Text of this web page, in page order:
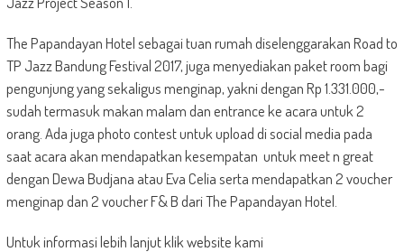
The Papandayan Hotel sebagai tuan rumah diselenggarakan Road to
TP Jazz Bandung Festival 2017, juga menyediakan paket room bagi
pengunjung yang sekaligus menginap, yakni dengan Rp 1.331.000,-
sudah termasuk makan malam dan entrance ke acara untuk 2
orang. Ada juga photo contest untuk upload di social media pada
saat acara akan mendapatkan kesempatan untuk meet n great
dengan Dewa Budjana atau Eva Celia serta mendapatkan 2 voucher
menginap dan 2 voucher F& B dari The Papandayan Hotel.
Untuk informasi lebih lanjut klik website kami